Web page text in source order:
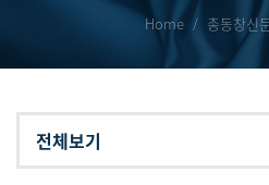
Home 총동창신